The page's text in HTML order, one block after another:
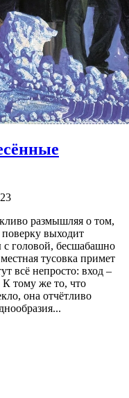
размышляя о том,
выходит
головой, бесшабашно
тусовка примет
всё непросто: вход –
К тому же то, что
она отчётливо